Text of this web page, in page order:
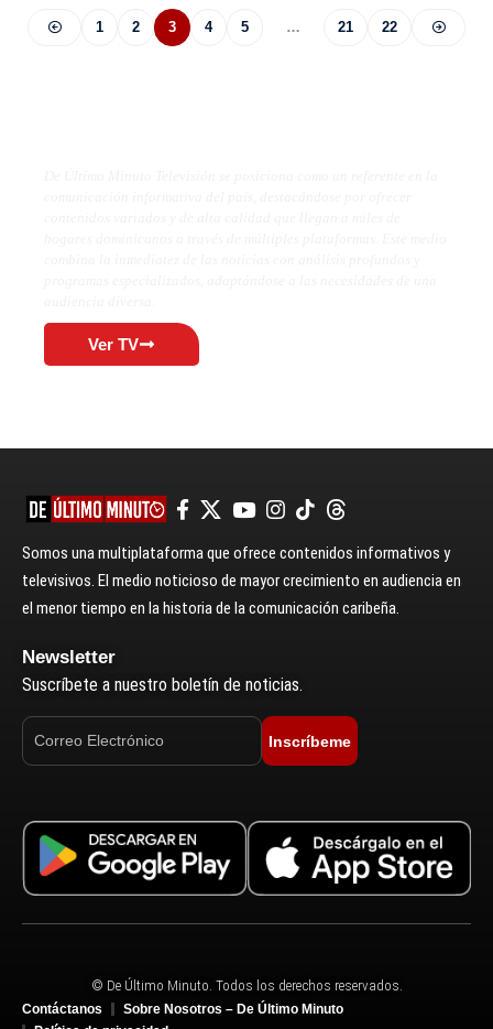
1 2 3 4 5 … 21 22
Ver TV
Somos una multiplataforma que ofrece contenidos informativos y
televisivos. El medio noticioso de mayor crecimiento en audiencia en
el menor tiempo en la historia de la comunicación caribeña.
Newsletter
Suscríbete a nuestro boletín de noticias.
Inscríbeme
© De Último Minuto. Todos los derechos reservados.
Contáctanos
Sobre Nosotros – De Último Minuto